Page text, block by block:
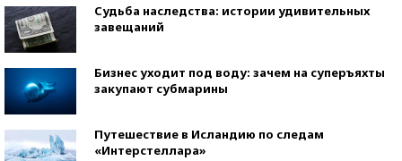
Судьба наследства: истории удивительных
завещаний
Бизнес уходит под воду: зачем на суперъяхты
закупают субмарины
Путешествие в Исландию по следам
«Интерстеллара»